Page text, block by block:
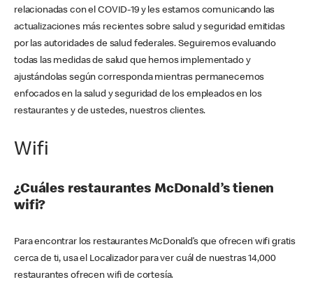
relacionadas con el COVID-19 y les estamos comunicando las
actualizaciones más recientes sobre salud y seguridad emitidas
por las autoridades de salud federales. Seguiremos evaluando
todas las medidas de salud que hemos implementado y
ajustándolas según corresponda mientras permanecemos
enfocados en la salud y seguridad de los empleados en los
restaurantes y de ustedes, nuestros clientes.
Wifi
¿Cuáles restaurantes McDonald’s tienen
wifi?
Para encontrar los restaurantes McDonald’s que ofrecen wifi gratis
cerca de ti, usa el Localizador para ver cuál de nuestras 14,000
restaurantes ofrecen wifi de cortesía.